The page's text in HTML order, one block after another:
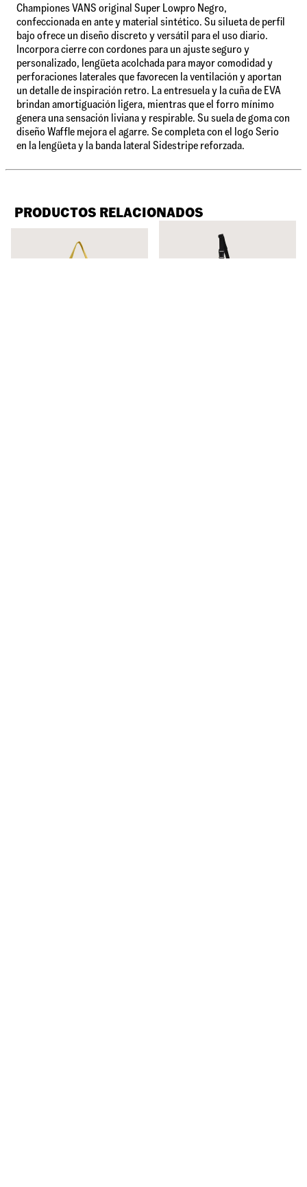
Championes VANS original Super Lowpro Negro,
confeccionada en ante y material sintético. Su silueta de perfil
bajo ofrece un diseño discreto y versátil para el uso diario.
Incorpora cierre con cordones para un ajuste seguro y
personalizado, lengüeta acolchada para mayor comodidad y
perforaciones laterales que favorecen la ventilación y aportan
un detalle de inspiración retro. La entresuela y la cuña de EVA
brindan amortiguación ligera, mientras que el forro mínimo
genera una sensación liviana y respirable. Su suela de goma con
diseño Waffle mejora el agarre. Se completa con el logo Serio
en la lengüeta y la banda lateral Sidestripe reforzada.
PRODUCTOS RELACIONADOS